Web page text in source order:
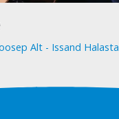
Alt - Issand Halasta